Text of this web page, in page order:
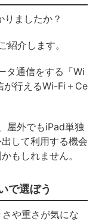
ましたか？
紹介します。
タ通信をする「Wi
が行えるWi-Fi＋Ce
屋外でもiPad単独
して利用する機会
もしれません。
で選ぼう
や重さが気にな